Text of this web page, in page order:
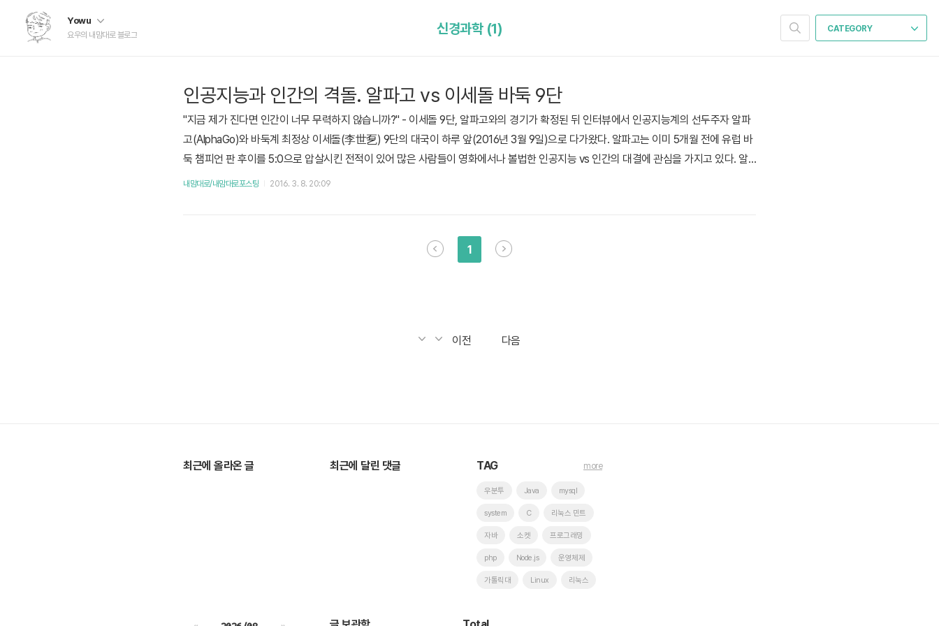
Yowu
요우의 내맘대로 블로그
CATEGORY
신경과학 (1)
인공지능과 인간의 격돌. 알파고 vs 이세돌 바둑 9단
"지금 제가 진다면 인간이 너무 무력하지 않습니까?" - 이세돌 9단, 알파고와의 경기가 확정된 뒤 인터뷰에서 인공지능계의 선두주자 알파
고(AlphaGo)와 바둑계 최정상 이세돌(李世乭) 9단의 대국이 하루 앞(2016년 3월 9일)으로 다가왔다. 알파고는 이미 5개월 전에 유럽 바
둑 챔피언 판 후이를 5:0으로 압살시킨 전적이 있어 많은 사람들이 영화에서나 볼법한 인공지능 vs 인간의 대결에 관심을 가지고 있다. 알
파고의 제작사 딥 마인드(Deep Mind)에서 유투브를 통한 생중계를 하고, 공중파 KBS와 TV조선과 같은 종편에서 생중계 일정이 잡혔다.
내맘대로/내맘대로포스팅 2016. 3. 8. 20:09
1
이전 다음
최근에 올라온 글 최근에 달린 댓글 TAG
우분투 Java mysql
system C 리눅스 민트
자바 소켓 프로그래밍
php Node.js 운영체제
가톨릭대 Linux 리눅스
more